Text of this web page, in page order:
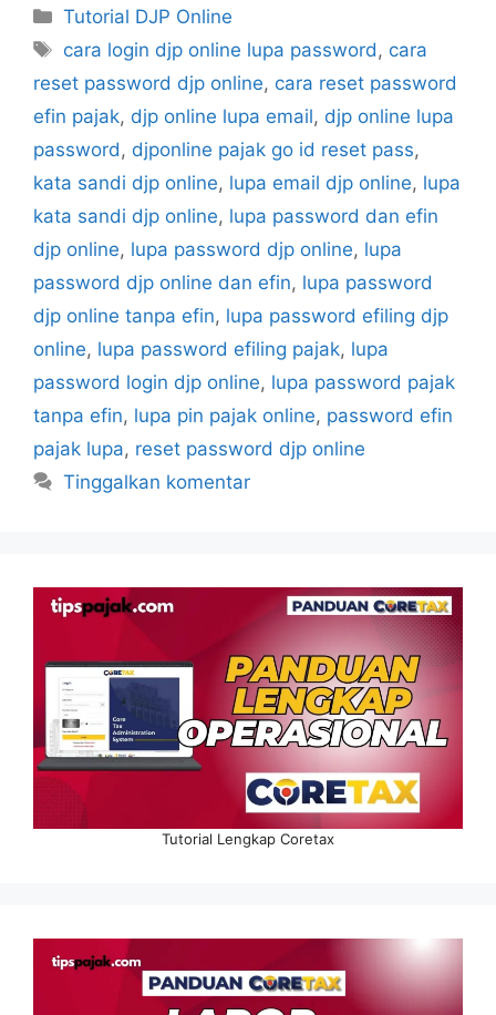
Kategori
Tutorial DJP Online
Tag
cara login djp online lupa password, cara
reset password djp online, cara reset password
efin pajak, djp online lupa email, djp online lupa
password, djponline pajak go id reset pass,
kata sandi djp online, lupa email djp online, lupa
kata sandi djp online, lupa password dan efin
djp online, lupa password djp online, lupa
password djp online dan efin, lupa password
djp online tanpa efin, lupa password efiling djp
online, lupa password efiling pajak, lupa
password login djp online, lupa password pajak
tanpa efin, lupa pin pajak online, password efin
pajak lupa, reset password djp online
Tinggalkan komentar
Tutorial Lengkap Coretax